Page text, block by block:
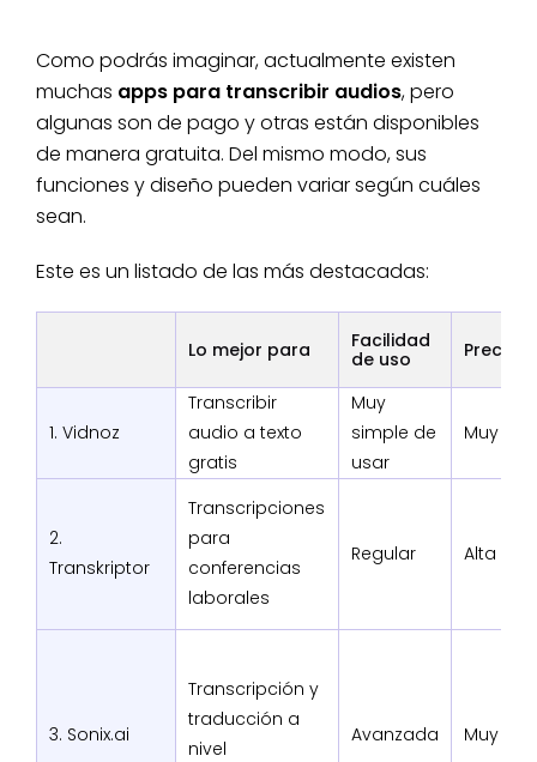
Como podrás imaginar, actualmente existen
muchas apps para transcribir audios, pero
algunas son de pago y otras están disponibles
de manera gratuita. Del mismo modo, sus
funciones y diseño pueden variar según cuáles
sean.
Este es un listado de las más destacadas:
Lo mejor para
Facilidad
de uso
1. Vidnoz
Transcribir
audio a texto
gratis
Muy
simple de
usar
Muy alta
2.
Transkriptor
Transcripciones
para
conferencias
laborales
Regular Alta
3. Sonix.ai
Transcripción y
traducción a
nivel
Avanzada Muy alta